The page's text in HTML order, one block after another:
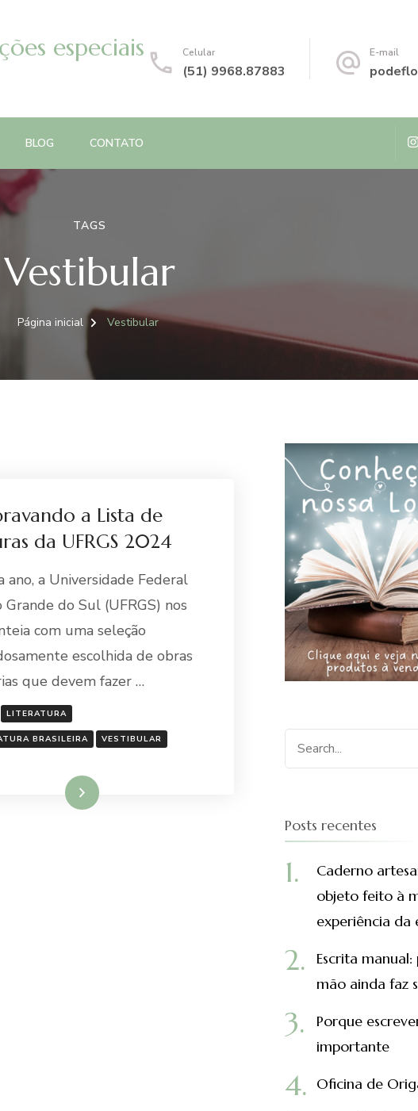
especiais Celular
(51) 9968.87883
E-mail
BLOG CONTATO
TAGS
Vestibular
Página inicial Vestibular
a Lista de
da UFRGS 2024
ano, a Universidade Federal
Grande do Sul (UFRGS) nos
com uma seleção
escolhida de obras
que devem fazer …
LITERATURA
BRASILEIRA VESTIBULAR
Ler mais
Procurar
por:
Posts recentes
Caderno
objeto feito à
experiência da
Escrita
mão ainda faz
Porque
importante
Oficina de